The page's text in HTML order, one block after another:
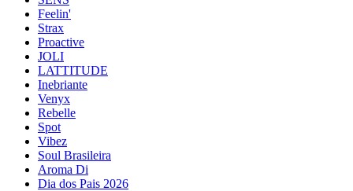
Feelin'
Strax
Proactive
JOLI
LATTITUDE
Inebriante
Venyx
Rebelle
Spot
Vibez
Soul Brasileira
Aroma Di
Dia dos Pais 2026